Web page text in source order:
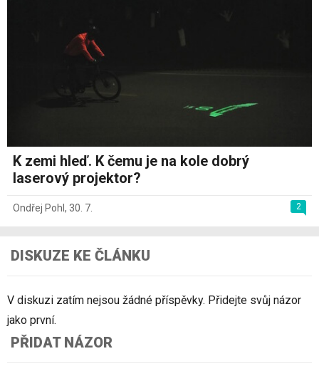
K zemi hleď. K čemu je na kole dobrý
laserový projektor?
2
Ondřej Pohl, 30. 7.
DISKUZE KE ČLÁNKU
V diskuzi zatím nejsou žádné příspěvky. Přidejte svůj názor
jako první.
PŘIDAT NÁZOR